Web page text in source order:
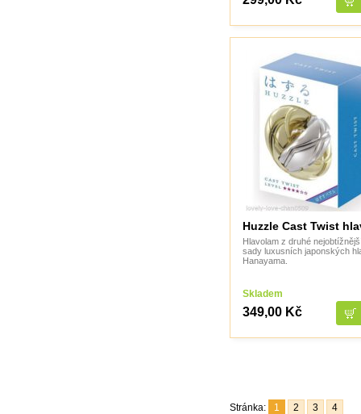
Huzzle Cast Twist
Hlavolam z druhé
sady luxusních japonských
Hanayama.
Skladem
349,00 Kč
Stránka: 1 2 3 4